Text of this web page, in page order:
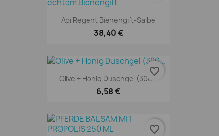
Api Regent Bienengift-Salbe
38,40 €
Olive + Honig Duschgel (300...
6,58 €
favorite_border
favorite_border